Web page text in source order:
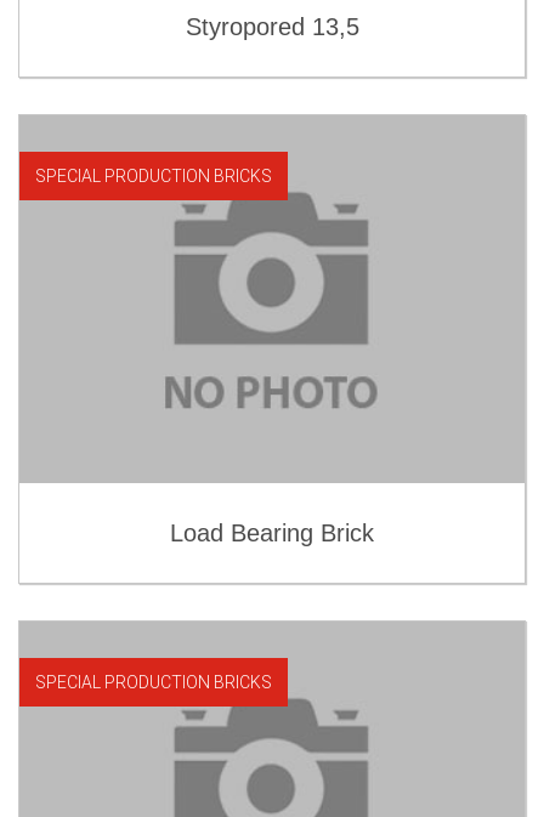
Styropored 13,5
SPECIAL PRODUCTION BRICKS
Load Bearing Brick
SPECIAL PRODUCTION BRICKS